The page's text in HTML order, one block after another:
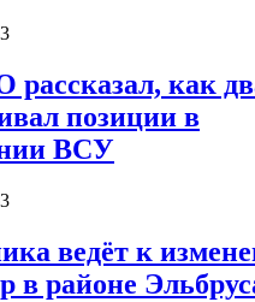
рассказал, как
позиции в
ВСУ
ведёт к
в районе